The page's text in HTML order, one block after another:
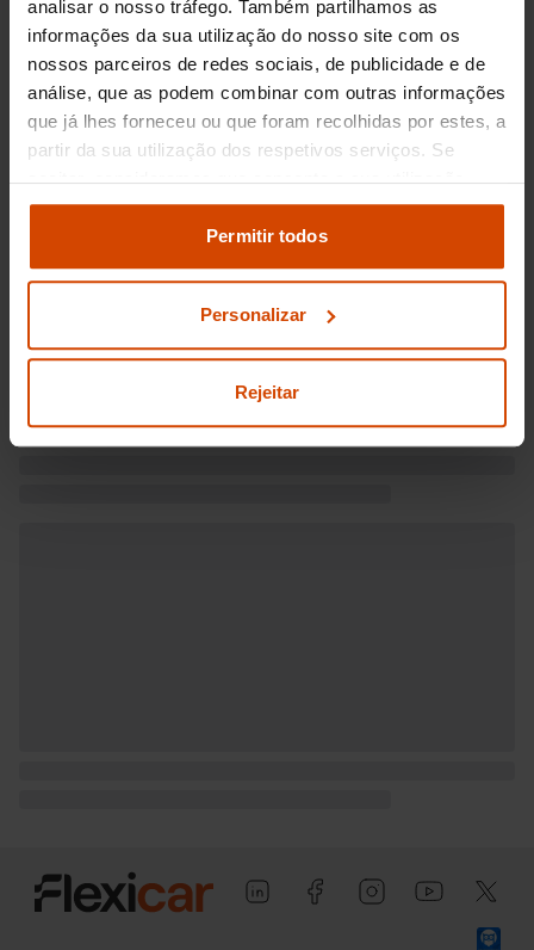
analisar o nosso tráfego. Também partilhamos as
informações da sua utilização do nosso site com os
nossos parceiros de redes sociais, de publicidade e de
análise, que as podem combinar com outras informações
que já lhes forneceu ou que foram recolhidas por estes, a
partir da sua utilização dos respetivos serviços. Se
aceitar, consideramos que consente a sua utilização.
Pode modificar as suas opções de consentimento e
definições de cookies
definições e saber mais na nossapolítica de
Permitir todos
Personalizar
Rejeitar